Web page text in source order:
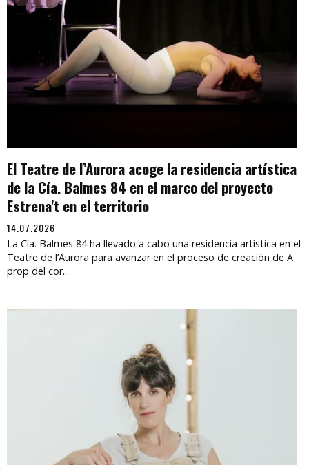
El Teatre de l’Aurora acoge la residencia artística
de la Cía. Balmes 84 en el marco del proyecto
Estrena't en el territorio
14.07.2026
La Cía. Balmes 84 ha llevado a cabo una residencia artística en el
Teatre de l’Aurora para avanzar en el proceso de creación de A
prop del cor...